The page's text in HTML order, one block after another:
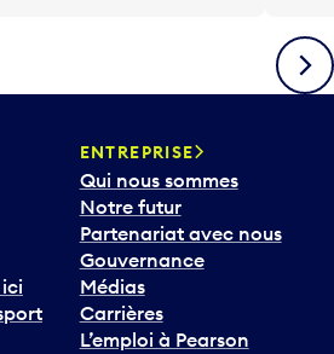
ENTREPRISE
Qui nous sommes
Notre futur
Partenariat avec nous
Gouvernance
Médias
Carrières
L’emploi à Pearson